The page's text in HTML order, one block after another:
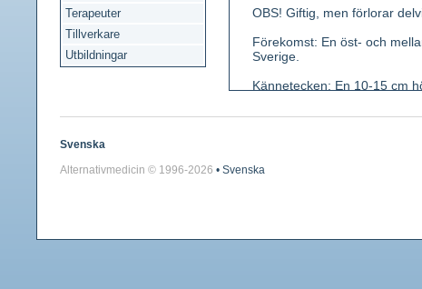
Terapeuter
Tillverkare
Utbildningar
OBS! Giftig, men förlorar
Förekomst: En öst- och
Sverige.
Kännetecken: En 10-15 cm
krukformiga. föga
Använda växtdelar: Blad,
Svenska
Alternativmedicin © 1996-2026 • Svenska